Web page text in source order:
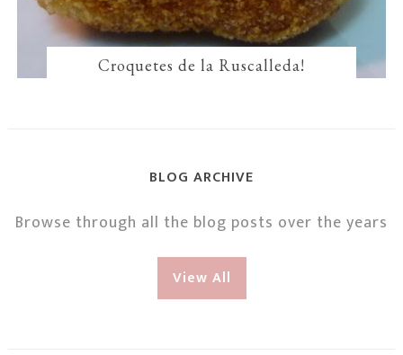
Croquetes de la Ruscalleda!
BLOG ARCHIVE
Browse through all the blog posts over the years
View All